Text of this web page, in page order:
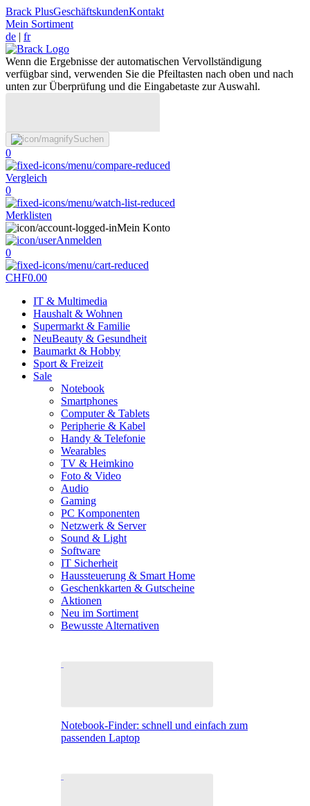
Brack PlusGeschäftskundenKontakt
Mein Sortiment
de | fr
Wenn die Ergebnisse der automatischen Vervollständigung
verfügbar sind, verwenden Sie die Pfeiltasten nach oben und nach
unten zur Überprüfung und die Eingabetaste zur Auswahl.
Suchen
0
Vergleich
0
Merklisten
Mein Konto
Anmelden
0
CHF0.00
IT & Multimedia
Haushalt & Wohnen
Supermarkt & Familie
NeuBeauty & Gesundheit
Baumarkt & Hobby
Sport & Freizeit
Sale
Notebook
Smartphones
Computer & Tablets
Peripherie & Kabel
Handy & Telefonie
Wearables
TV & Heimkino
Foto & Video
Audio
Gaming
PC Komponenten
Netzwerk & Server
Sound & Light
Software
IT Sicherheit
Haussteuerung & Smart Home
Geschenkkarten & Gutscheine
Aktionen
Neu im Sortiment
Bewusste Alternativen
Notebook-Finder: schnell und einfach zum
passenden Laptop